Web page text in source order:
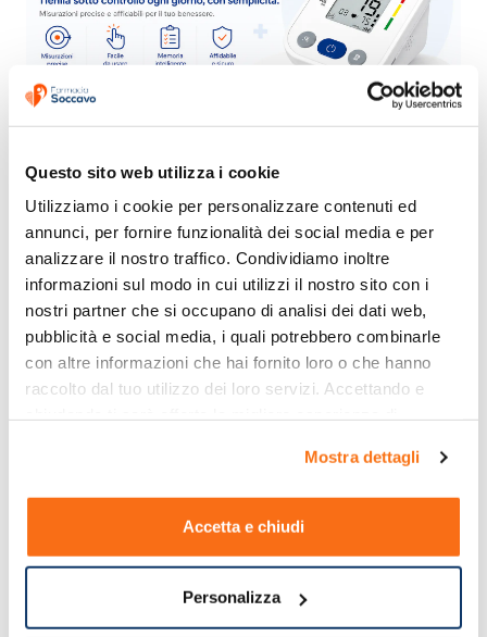
Questo sito web utilizza i cookie
Utilizziamo i cookie per personalizzare contenuti ed
annunci, per fornire funzionalità dei social media e per
analizzare il nostro traffico. Condividiamo inoltre
informazioni sul modo in cui utilizzi il nostro sito con i
nostri partner che si occupano di analisi dei dati web,
pubblicità e social media, i quali potrebbero combinarle
con altre informazioni che hai fornito loro o che hanno
raccolto dal tuo utilizzo dei loro servizi. Accettando e
Mostra dettagli
Accetta e chiudi
Personalizza